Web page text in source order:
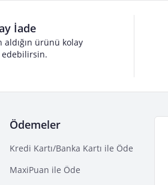
İade
aldığın ürünü kolay
edebilirsin.
Ödemeler
Kredi Kartı/Banka Kartı ile Öde
MaxiPuan ile Öde